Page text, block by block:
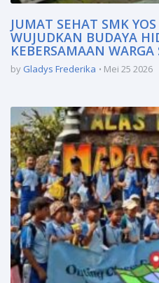
JUMAT SEHAT SMK
WUJUDKAN BUDAYA
KEBERSAMAAN WARGA
by Gladys Frederika Mei 25 2026